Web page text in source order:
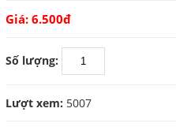
Giá: 6.500đ
Số lượng:
Lượt xem: 5007